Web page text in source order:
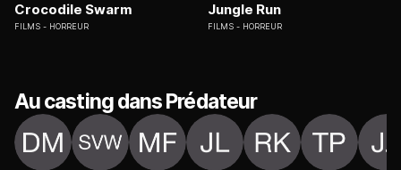
Crocodile Swarm
FILMS HORREUR
Jungle Run
FILMS HORREUR
Au casting dans Prédateur